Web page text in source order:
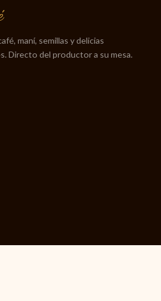
maní, semillas y delicias
Directo del productor a su mesa.